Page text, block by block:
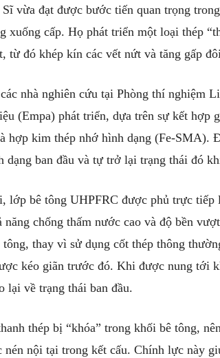
vừa đạt được bước tiến quan trọng
xuống cấp. Họ phát triển một loại thép
từ đó khép kín các vết nứt và tăng gấp
nhà nghiên cứu tại Phòng thí nghiệm
(Empa) phát triển, dựa trên sự kết hợp
hợp kim thép nhớ hình dạng (Fe-SMA).
dạng ban đầu và tự trở lại trạng thái đó
lớp bê tông UHPFRC được phủ trực tiếp
năng chống thấm nước cao và độ bền
thay vì sử dụng cốt thép thông
kéo giãn trước đó. Khi được nung tới
lại về trạng thái ban đầu.
thép bị “khóa” trong khối bê tông,
nén nội tại trong kết cấu. Chính lực này